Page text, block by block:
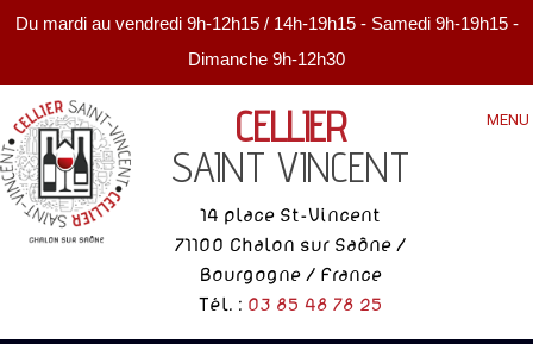
Du mardi au vendredi 9h-12h15 / 14h-19h15 - Samedi 9h-19h15 -
Dimanche 9h-12h30
CELLIER
SAINT VINCENT
14 place St-Vincent
71100 Chalon sur Saône /
Bourgogne / France
Tél. : 03 85 48 78 25
MENU